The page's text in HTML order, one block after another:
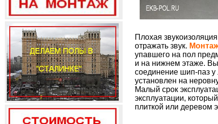
Плохая
отражать звук.
упавшего на пол
и на нижнем этаже.
соединение шип-паз у
установлен на
Малый срок
эксплуатации,
плиткой или деревом